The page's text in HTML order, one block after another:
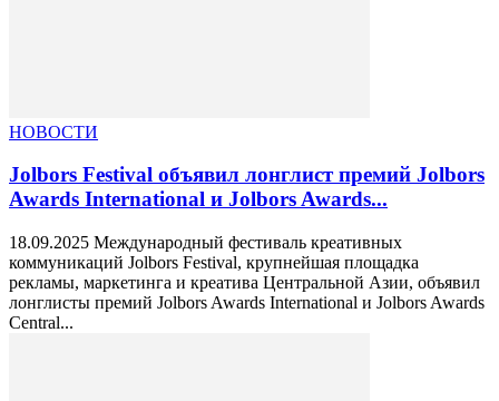
НОВОСТИ
Jolbors Festival объявил лонглист премий Jolbors
Awards International и Jolbors Awards...
18.09.2025 Международный фестиваль креативных
коммуникаций Jolbors Festival, крупнейшая площадка
рекламы, маркетинга и креатива Центральной Азии, объявил
лонглисты премий Jolbors Awards International и Jolbors Awards
Central...